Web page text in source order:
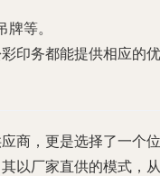
等。
印务都能提供相应的优
商，更是选择了一个位
以厂家直供的模式，从